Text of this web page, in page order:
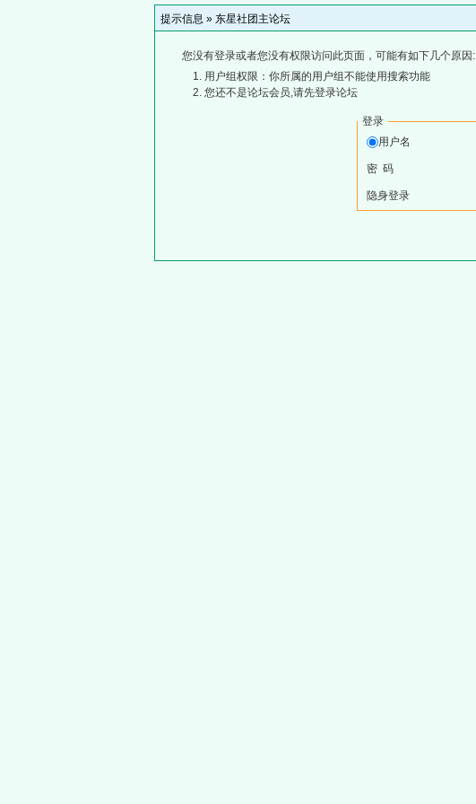
提示信息 » 东星社团主论坛
您没有登录或者您没有权限访问此页面，可能有如下几个原因:
用户组权限：你所属的用户组不能使用搜索功能
您还不是论坛会员,请先登录论坛
登录
用户名
密 码
隐身登录